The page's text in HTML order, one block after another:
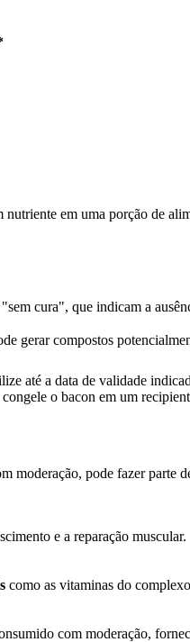
em uma porção de
cura", que indicam a
gerar compostos
até a data de validade
o bacon em um
moderação, pode fazer parte
e a reparação muscular.
como as vitaminas do
com moderação,